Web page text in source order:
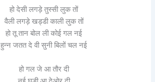
हो देसी लगड़े तुस्सी लुक तों
वैली लगड़े खड्डी काली लुक तों
हो तू तान बोल ली कोई गल नई
हुन्न जतत दे वी सुनी बिलों चल नई
हो गल जे आ तौर दी